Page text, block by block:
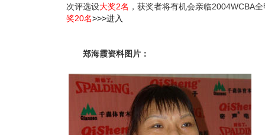
次评选设大奖2名 ，获奖者将有机会亲临2004WCBA
奖20名>>>进入
郑海霞资料图片：